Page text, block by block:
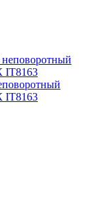
IT8163